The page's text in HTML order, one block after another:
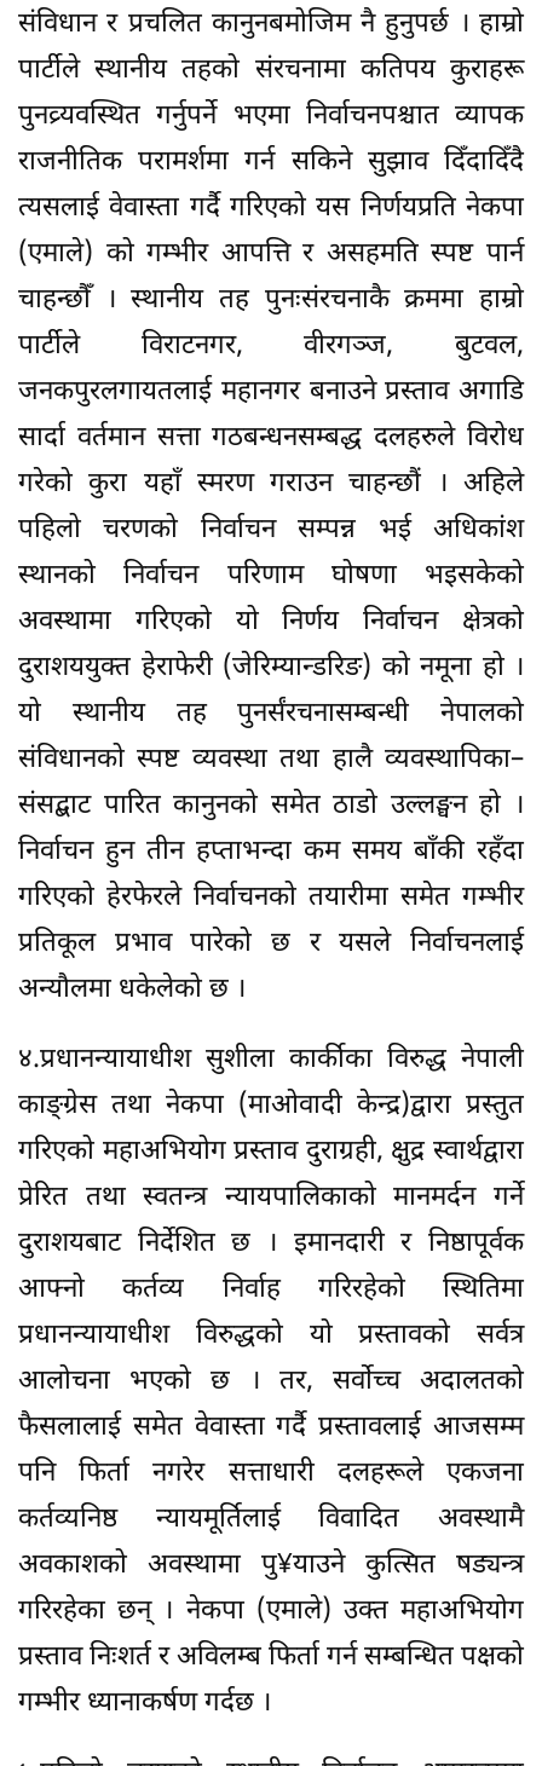
संविधान र प्रचलित कानुनबमोजिम नै हुनुपर्छ । हाम्रो
पार्टीले स्थानीय तहको संरचनामा कतिपय कुराहरू
पुनव्र्यवस्थित गर्नुपर्ने भएमा निर्वाचनपश्चात व्यापक
राजनीतिक परामर्शमा गर्न सकिने सुझाव दिँदादिँदै
त्यसलाई वेवास्ता गर्दै गरिएको यस निर्णयप्रति नेकपा
(एमाले) को गम्भीर आपत्ति र असहमति स्पष्ट पार्न
चाहन्छौँ । स्थानीय तह पुनःसंरचनाकै क्रममा हाम्रो
पार्टीले विराटनगर, वीरगञ्ज, बुटवल,
जनकपुरलगायतलाई महानगर बनाउने प्रस्ताव अगाडि
सार्दा वर्तमान सत्ता गठबन्धनसम्बद्ध दलहरुले विरोध
गरेको कुरा यहाँ स्मरण गराउन चाहन्छौं । अहिले
पहिलो चरणको निर्वाचन सम्पन्न भई अधिकांश
स्थानको निर्वाचन परिणाम घोषणा भइसकेको
अवस्थामा गरिएको यो निर्णय निर्वाचन क्षेत्रको
दुराशययुक्त हेराफेरी (जेरिम्यान्डरिङ) को नमूना हो ।
यो स्थानीय तह पुनर्संरचनासम्बन्धी नेपालको
संविधानको स्पष्ट व्यवस्था तथा हालै व्यवस्थापिका–
संसद्बाट पारित कानुनको समेत ठाडो उल्लङ्घन हो ।
निर्वाचन हुन तीन हप्ताभन्दा कम समय बाँकी रहँदा
गरिएको हेरफेरले निर्वाचनको तयारीमा समेत गम्भीर
प्रतिकूल प्रभाव पारेको छ र यसले निर्वाचनलाई
अन्यौलमा धकेलेको छ ।
४.प्रधानन्यायाधीश सुशीला कार्कीका विरुद्ध नेपाली
काङ्ग्रेस तथा नेकपा (माओवादी केन्द्र)द्वारा प्रस्तुत
गरिएको महाअभियोग प्रस्ताव दुराग्रही, क्षुद्र स्वार्थद्वारा
प्रेरित तथा स्वतन्त्र न्यायपालिकाको मानमर्दन गर्ने
दुराशयबाट निर्देशित छ । इमानदारी र निष्ठापूर्वक
आफ्नो कर्तव्य निर्वाह गरिरहेको स्थितिमा
प्रधानन्यायाधीश विरुद्धको यो प्रस्तावको सर्वत्र
आलोचना भएको छ । तर, सर्वोच्च अदालतको
फैसलालाई समेत वेवास्ता गर्दै प्रस्तावलाई आजसम्म
पनि फिर्ता नगरेर सत्ताधारी दलहरूले एकजना
कर्तव्यनिष्ठ न्यायमूर्तिलाई विवादित अवस्थामै
अवकाशको अवस्थामा पु¥याउने कुत्सित षड्यन्त्र
गरिरहेका छन् । नेकपा (एमाले) उक्त महाअभियोग
प्रस्ताव निःशर्त र अविलम्ब फिर्ता गर्न सम्बन्धित पक्षको
गम्भीर ध्यानाकर्षण गर्दछ ।